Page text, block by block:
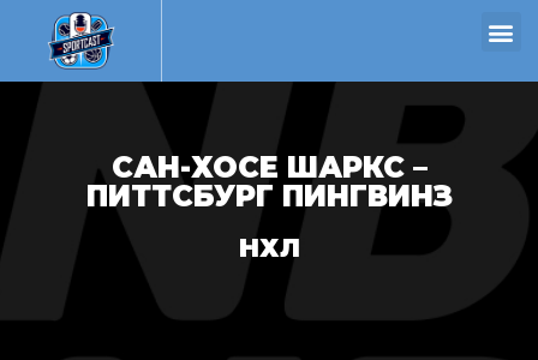
САН-ХОСЕ ШАРКС –
ПИТТСБУРГ ПИНГВИНЗ
НХЛ